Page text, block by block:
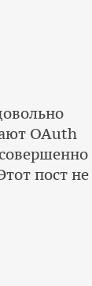
OAuth
пост не